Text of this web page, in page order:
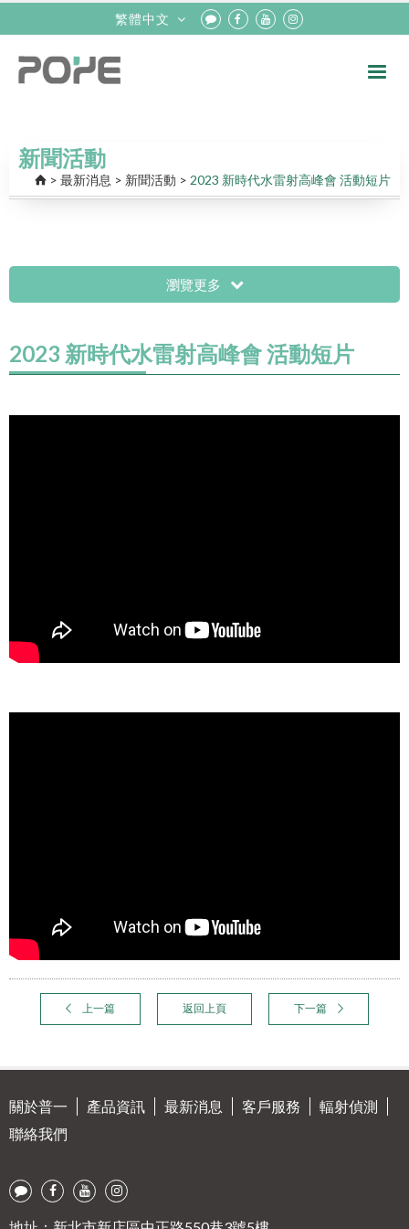
繁體中文
新聞活動
> 最新消息 > 新聞活動 > 2023 新時代水雷射高峰會 活動短片
瀏覽更多
2023 新時代水雷射高峰會 活動短片
上一篇 返回上頁 下一篇
關於普一 產品資訊 最新消息 客戶服務
輻射偵測
聯絡我們